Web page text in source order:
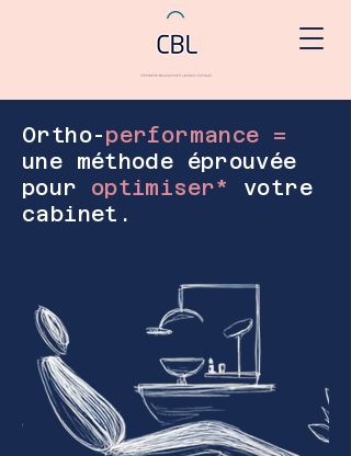
Ortho-performance =
une méthode éprouvée
pour optimiser*
votre
cabinet.